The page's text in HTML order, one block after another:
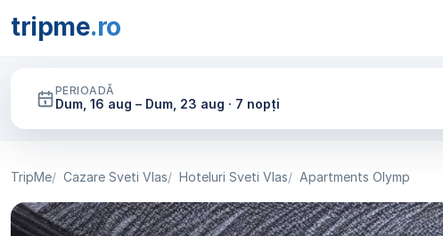
tripme.ro
PERIOADĂ
Dum, 16 aug – Dum, 23 aug · 7 nopți
TripMe Cazare Sveti Vlas Hoteluri Sveti Vlas Apartments Olymp